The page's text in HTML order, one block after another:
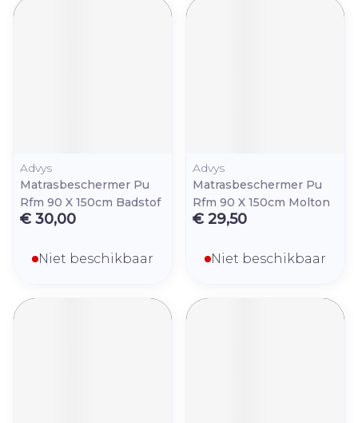
Advys
Matrasbeschermer Pu
Rfm 90 X 150cm Badstof
€ 30,00
Niet beschikbaar
Advys
Matrasbeschermer Pu
Rfm 90 X 150cm Molton
€ 29,50
Niet beschikbaar